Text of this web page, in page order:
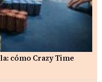
cómo Crazy Time